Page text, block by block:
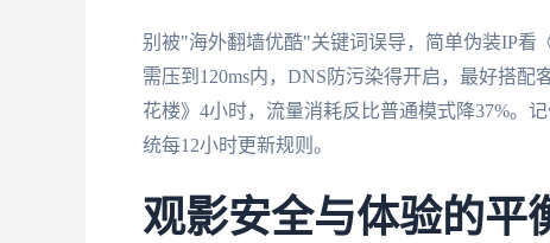
别被"海外翻墙优酷"关键词误导，简单伪装IP看
需压到120ms内，DNS防污染得开启，最好搭
花楼》4小时，流量消耗反比普通模式降37%。
统每12小时更新规则。
观影安全与体验的平